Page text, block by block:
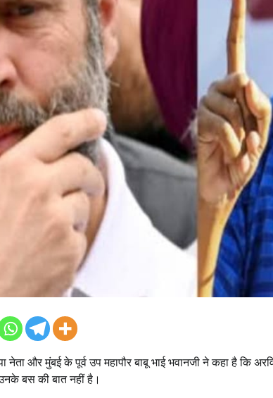
नेता और मुंबई के पूर्व उप महापौर बाबू भाई भवानजी ने कहा है कि
उनके बस की बात नहीं है।